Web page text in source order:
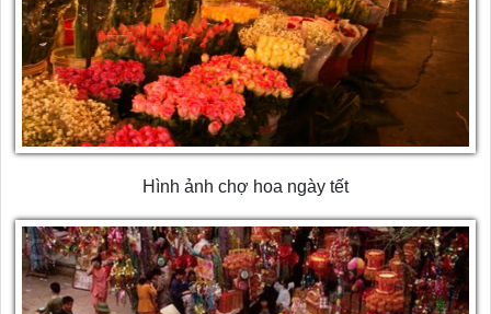
Hình ảnh chợ hoa ngày tết